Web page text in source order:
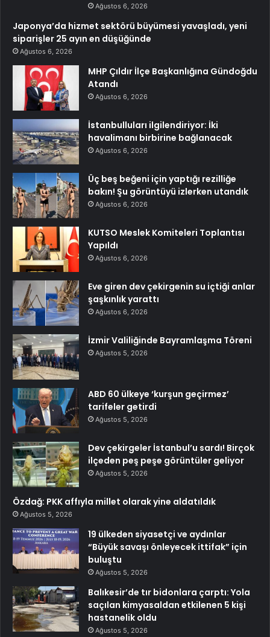
Ağustos 6, 2026
Japonya’da hizmet sektörü büyümesi yavaşladı, yeni
siparişler 25 ayın en düşüğünde
Ağustos 6, 2026
MHP Çıldır İlçe Başkanlığına Gündoğdu
Atandı
Ağustos 6, 2026
İstanbulluları ilgilendiriyor: İki
havalimanı birbirine bağlanacak
Ağustos 6, 2026
Üç beş beğeni için yaptığı rezilliğe
bakın! Şu görüntüyü izlerken utandık
Ağustos 6, 2026
KUTSO Meslek Komiteleri Toplantısı
Yapıldı
Ağustos 6, 2026
Eve giren dev çekirgenin su içtiği anlar
şaşkınlık yarattı
Ağustos 6, 2026
İzmir Valiliğinde Bayramlaşma Töreni
Ağustos 5, 2026
ABD 60 ülkeye ‘kurşun geçirmez’
tarifeler getirdi
Ağustos 5, 2026
Dev çekirgeler İstanbul’u sardı! Birçok
ilçeden peş peşe görüntüler geliyor
Ağustos 5, 2026
Özdağ: PKK affıyla millet olarak yine aldatıldık
Ağustos 5, 2026
19 ülkeden siyasetçi ve aydınlar
“Büyük savaşı önleyecek ittifak” için
buluştu
Ağustos 5, 2026
Balıkesir’de tır bidonlara çarptı: Yola
saçılan kimyasaldan etkilenen 5 kişi
hastanelik oldu
Ağustos 5, 2026